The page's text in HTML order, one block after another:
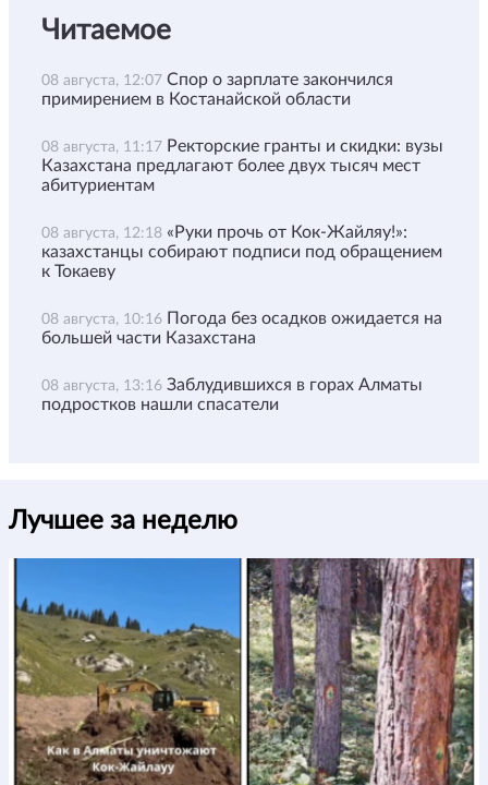
Читаемое
08 августа, 12:07 Спор о зарплате закончился
примирением в Костанайской области
08 августа, 11:17 Ректорские гранты и скидки: вузы
Казахстана предлагают более двух тысяч мест
абитуриентам
08 августа, 12:18 «Руки прочь от Кок-Жайляу!»:
казахстанцы собирают подписи под обращением
к Токаеву
08 августа, 10:16 Погода без осадков ожидается на
большей части Казахстана
08 августа, 13:16 Заблудившихся в горах Алматы
подростков нашли спасатели
Лучшее за неделю